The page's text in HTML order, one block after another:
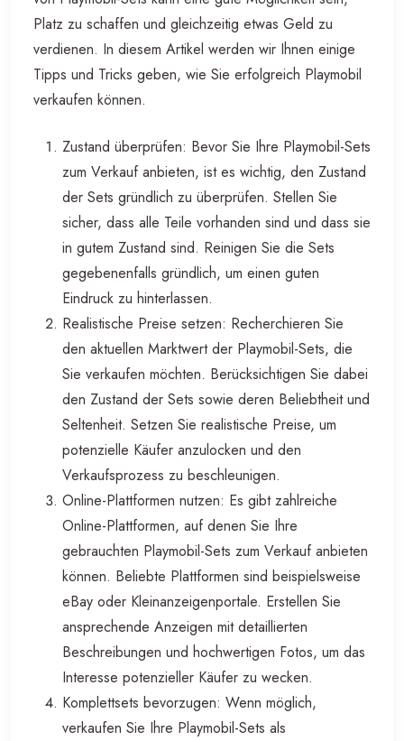
Platz zu schaffen und gleichzeitig etwas Geld zu
verdienen. In diesem Artikel werden wir Ihnen einige
Tipps und Tricks geben, wie Sie erfolgreich Playmobil
verkaufen können.
Zustand überprüfen: Bevor Sie Ihre Playmobil-Sets
zum Verkauf anbieten, ist es wichtig, den Zustand
der Sets gründlich zu überprüfen. Stellen Sie
sicher, dass alle Teile vorhanden sind und dass sie
in gutem Zustand sind. Reinigen Sie die Sets
gegebenenfalls gründlich, um einen guten
Eindruck zu hinterlassen.
Realistische Preise setzen: Recherchieren Sie
den aktuellen Marktwert der Playmobil-Sets, die
Sie verkaufen möchten. Berücksichtigen Sie dabei
den Zustand der Sets sowie deren Beliebtheit und
Seltenheit. Setzen Sie realistische Preise, um
potenzielle Käufer anzulocken und den
Verkaufsprozess zu beschleunigen.
Online-Plattformen nutzen: Es gibt zahlreiche
Online-Plattformen, auf denen Sie Ihre
gebrauchten Playmobil-Sets zum Verkauf anbieten
können. Beliebte Plattformen sind beispielsweise
eBay oder Kleinanzeigenportale. Erstellen Sie
ansprechende Anzeigen mit detaillierten
Beschreibungen und hochwertigen Fotos, um das
Interesse potenzieller Käufer zu wecken.
Komplettsets bevorzugen: Wenn möglich,
verkaufen Sie Ihre Playmobil-Sets als